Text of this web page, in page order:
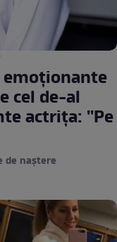
cel de-al
actrița: ''Pe
de naștere